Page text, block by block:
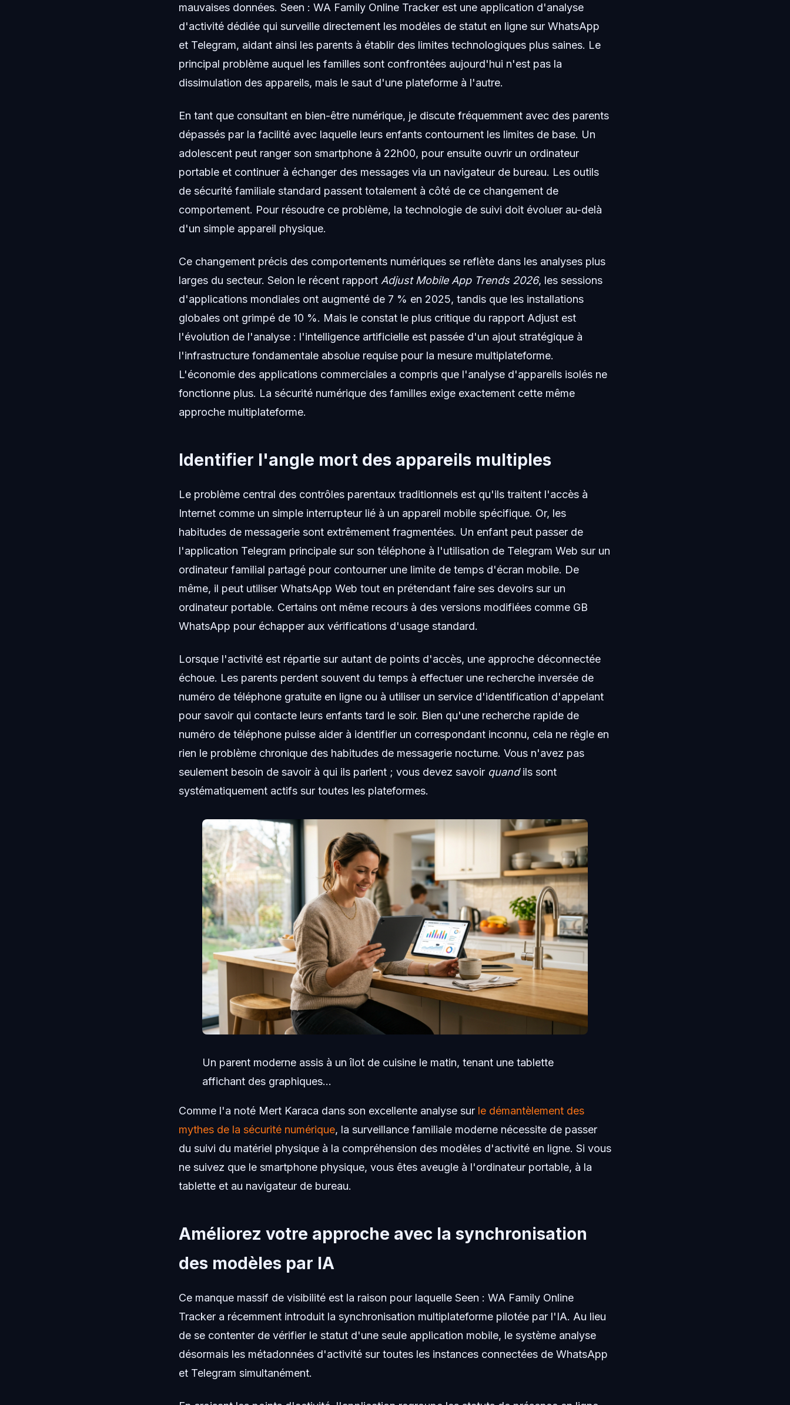
mauvaises données. Seen : WA Family Online Tracker est une application d'analyse
d'activité dédiée qui surveille directement les modèles de statut en ligne sur WhatsApp
et Telegram, aidant ainsi les parents à établir des limites technologiques plus saines. Le
principal problème auquel les familles sont confrontées aujourd'hui n'est pas la
dissimulation des appareils, mais le saut d'une plateforme à l'autre.
En tant que consultant en bien-être numérique, je discute fréquemment avec des parents
dépassés par la facilité avec laquelle leurs enfants contournent les limites de base. Un
adolescent peut ranger son smartphone à 22h00, pour ensuite ouvrir un ordinateur
portable et continuer à échanger des messages via un navigateur de bureau. Les outils
de sécurité familiale standard passent totalement à côté de ce changement de
comportement. Pour résoudre ce problème, la technologie de suivi doit évoluer au-delà
d'un simple appareil physique.
Ce changement précis des comportements numériques se reflète dans les analyses plus
larges du secteur. Selon le récent rapport Adjust Mobile App Trends 2026, les sessions
d'applications mondiales ont augmenté de 7 % en 2025, tandis que les installations
globales ont grimpé de 10 %. Mais le constat le plus critique du rapport Adjust est
l'évolution de l'analyse : l'intelligence artificielle est passée d'un ajout stratégique à
l'infrastructure fondamentale absolue requise pour la mesure multiplateforme.
L'économie des applications commerciales a compris que l'analyse d'appareils isolés ne
fonctionne plus. La sécurité numérique des familles exige exactement cette même
approche multiplateforme.
Identifier l'angle mort des appareils multiples
Le problème central des contrôles parentaux traditionnels est qu'ils traitent l'accès à
Internet comme un simple interrupteur lié à un appareil mobile spécifique. Or, les
habitudes de messagerie sont extrêmement fragmentées. Un enfant peut passer de
l'application Telegram principale sur son téléphone à l'utilisation de Telegram Web sur un
ordinateur familial partagé pour contourner une limite de temps d'écran mobile. De
même, il peut utiliser WhatsApp Web tout en prétendant faire ses devoirs sur un
ordinateur portable. Certains ont même recours à des versions modifiées comme GB
WhatsApp pour échapper aux vérifications d'usage standard.
Lorsque l'activité est répartie sur autant de points d'accès, une approche déconnectée
échoue. Les parents perdent souvent du temps à effectuer une recherche inversée de
numéro de téléphone gratuite en ligne ou à utiliser un service d'identification d'appelant
pour savoir qui contacte leurs enfants tard le soir. Bien qu'une recherche rapide de
numéro de téléphone puisse aider à identifier un correspondant inconnu, cela ne règle en
rien le problème chronique des habitudes de messagerie nocturne. Vous n'avez pas
seulement besoin de savoir à qui ils parlent ; vous devez savoir quandils sont
systématiquement actifs sur toutes les plateformes.
Un parent moderne assis à un îlot de cuisine le matin, tenant une tablette
affichant des graphiques...
Comme l'a noté Mert Karaca dans son excellente analyse sur le démantèlement des
mythes de la sécurité numérique, la surveillance familiale moderne nécessite de passer
du suivi du matériel physique à la compréhension des modèles d'activité en ligne. Si vous
ne suivez que le smartphone physique, vous êtes aveugle à l'ordinateur portable, à la
tablette et au navigateur de bureau.
Améliorez votre approche avec la synchronisation
des modèles par IA
Ce manque massif de visibilité est la raison pour laquelle Seen : WA Family Online
Tracker a récemment introduit la synchronisation multiplateforme pilotée par l'IA. Au lieu
de se contenter de vérifier le statut d'une seule application mobile, le système analyse
désormais les métadonnées d'activité sur toutes les instances connectées de WhatsApp
et Telegram simultanément.